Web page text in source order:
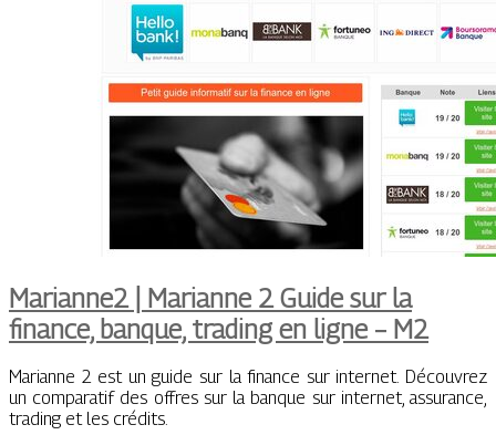
Marianne2 | Marianne 2 Guide sur la
finance, banque, trading en ligne – M2
Marianne 2 est un guide sur la finance sur internet. Découvrez
un comparatif des offres sur la banque sur internet, assurance,
trading et les crédits.